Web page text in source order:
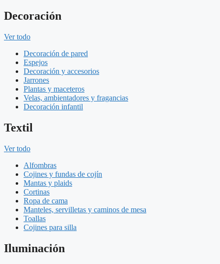
Decoración
Ver todo
Decoración de pared
Espejos
Decoración y accesorios
Jarrones
Plantas y maceteros
Velas, ambientadores y fragancias
Decoración infantil
Textil
Ver todo
Alfombras
Cojines y fundas de cojín
Mantas y plaids
Cortinas
Ropa de cama
Manteles, servilletas y caminos de mesa
Toallas
Cojines para silla
Iluminación